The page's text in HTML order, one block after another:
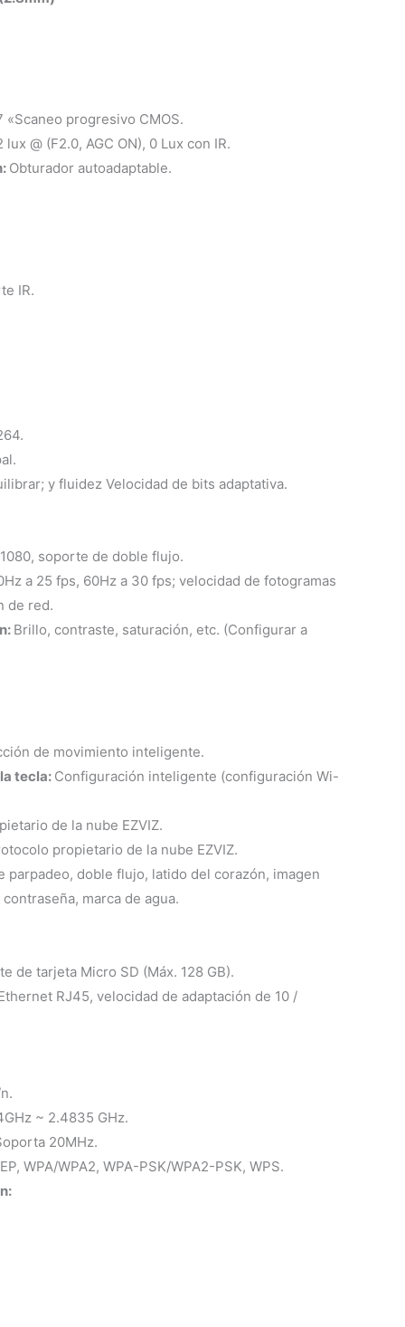
«Scaneo progresivo CMOS.
lux @ (F2.0, AGC ON), 0 Lux con IR.
Obturador autoadaptable.
IR.
y fluidez Velocidad de bits adaptativa.
soporte de doble flujo.
a 25 fps, 60Hz a 30 fps; velocidad de fotogramas
de red.
Brillo, contraste, saturación, etc. (Configurar a
de movimiento inteligente.
tecla: Configuración inteligente (configuración Wi-
de la nube EZVIZ.
propietario de la nube EZVIZ.
parpadeo, doble flujo, latido del corazón, imagen
marca de agua.
de tarjeta Micro SD (Máx. 128 GB).
RJ45, velocidad de adaptación de 10 /
~ 2.4835 GHz.
20MHz.
WPA/WPA2, WPA-PSK/WPA2-PSK, WPS.